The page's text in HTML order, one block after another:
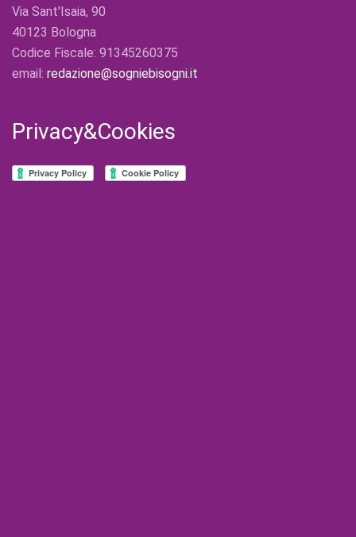
Via Sant'Isaia, 90
40123 Bologna
Codice Fiscale: 91345260375
email: redazione@sogniebisogni.it
Privacy&Cookies